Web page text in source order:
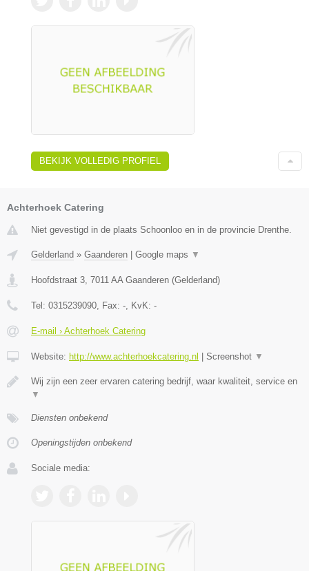
BEKIJK VOLLEDIG PROFIEL
Achterhoek Catering
Niet gevestigd in de plaats Schoonloo en in de provincie Drenthe.
Gelderland » Gaanderen Google maps ▼
Hoofdstraat 3 7011 AA Gaanderen (Gelderland)
Tel: 0315239090 , Fax: - , KvK: -
E-mail › Achterhoek Catering
Website: http://www.achterhoekcatering.nl Screenshot ▼
Wij zijn een zeer ervaren catering bedrijf, waar kwaliteit, service en
▼
Diensten onbekend
Openingstijden onbekend
Sociale media: